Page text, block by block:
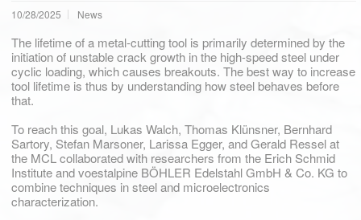
10/28/2025 News
The lifetime of a metal-cutting tool is primarily determined by the
initiation of unstable crack growth in the high-speed steel under
cyclic loading, which causes breakouts. The best way to increase
tool lifetime is thus by understanding how steel behaves before
that.
To reach this goal, Lukas Walch, Thomas Klünsner, Bernhard
Sartory, Stefan Marsoner, Larissa Egger, and Gerald Ressel at
the MCL collaborated with researchers from the Erich Schmid
Institute and voestalpine BÖHLER Edelstahl GmbH & Co. KG to
combine techniques in steel and microelectronics
characterization.